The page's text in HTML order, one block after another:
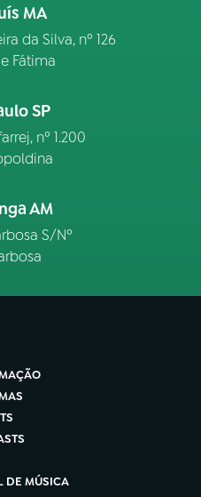
MA
da Silva, nº 126
Fátima
SP
nº 1.200
AM
S/Nº
DE MÚSICA